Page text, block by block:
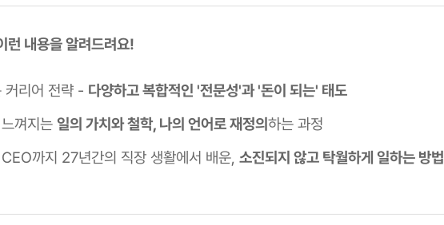
런 내용을 알려드려요!
커리어 전략 - 다양하고 복합적인 '전문성'과 '돈이 되는' 태도
껴지는 일의 가치와 철학, 나의 언어로 재정의하는 과정
까지 27년간의 직장 생활에서 배운, 소진되지 않고 탁월하게 일하는 방법